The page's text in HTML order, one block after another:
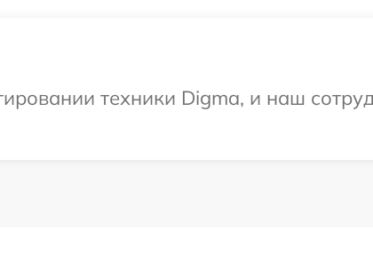
техники Digma, и наш